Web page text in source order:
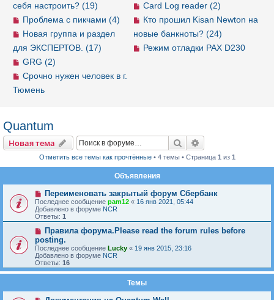
Card Log reader (2)
Кто прошил Kisan Newton на
новые банкноты? (24)
Режим отладки PAX D230
себя настроить? (19)
Проблема с пикчами (4)
Новая группа и раздел
для ЭКСПЕРТОВ. (17)
GRG (2)
Срочно нужен человек в г.
Тюмень
Quantum
Новая тема
Новаятема Поиск
Отметить все темы как прочтённые• 4 темы • Страница 1 из 1
Объявления
Переименовать закрытый форум Сбербанк
Последнее сообщение pam12 « 16 янв 2021, 05:44
Добавлено в форуме NCR
Ответы: 1
Правила форума.Please read the forum rules before
posting.
Последнее сообщение Lucky « 19 янв 2015, 23:16
Добавлено в форуме NCR
Ответы: 16
Темы